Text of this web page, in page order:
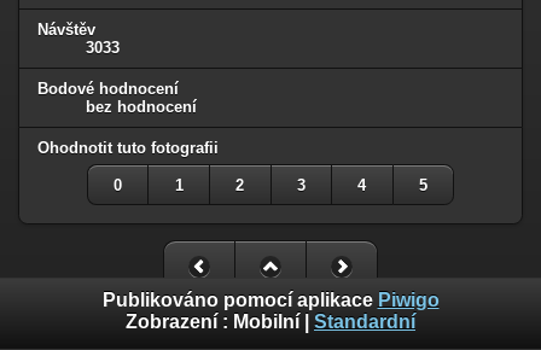
Návštěv
3033
Bodové hodnocení
bez hodnocení
Ohodnotit tuto fotografii
0 1 2 3 4 5
Publikováno pomocí aplikace Piwigo
Zobrazení : Mobilní Standardní